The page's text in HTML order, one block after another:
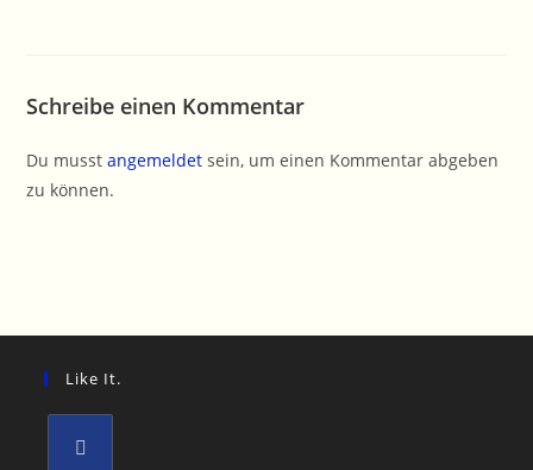
Schreibe einen Kommentar
Du musstangemeldet sein, um einen Kommentar abgeben
zu können.
Like It.